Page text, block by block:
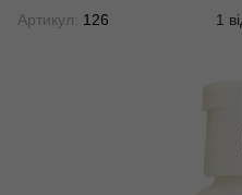
Артикул: 126 1